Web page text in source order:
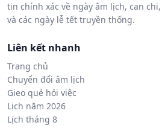
tin chính xác về ngày âm lịch, can
và các ngày lễ tết truyền thống.
Liên kết nhanh
Trang chủ
Chuyển đổi âm lịch
Gieo quẻ hỏi việc
Lịch năm 2026
Lịch tháng 8